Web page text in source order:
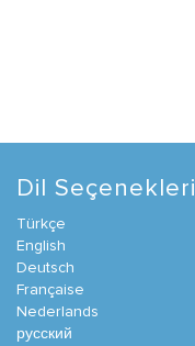
Dil Seçenekleri
Türkçe
English
Deutsch
Française
Nederlands
русский